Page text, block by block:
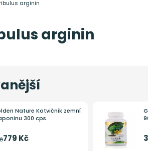
arginin
arginin
Nature Kotvičník zemní
300 cps.
779 Kč